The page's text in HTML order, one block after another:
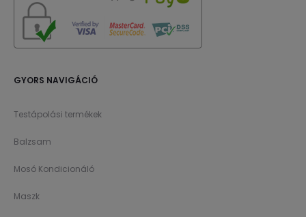
GYORS NAVIGÁCIÓ
Testápolási termékek
Balzsam
Mosó Kondicionáló
Maszk